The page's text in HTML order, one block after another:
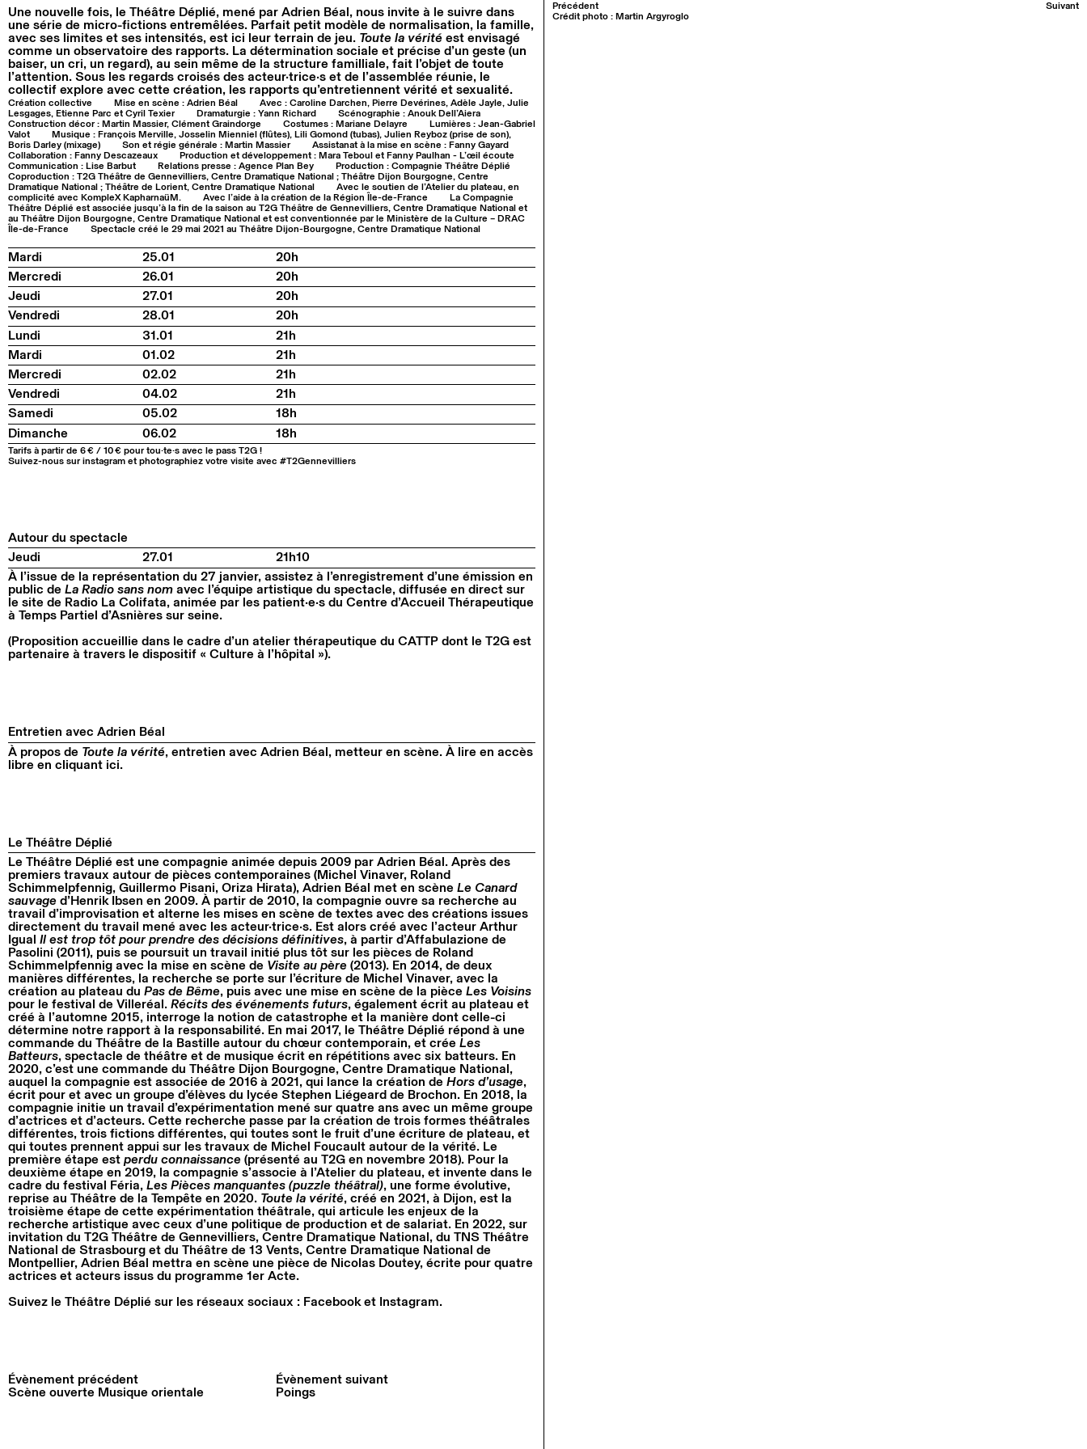
Une nouvelle fois, le Théâtre Déplié, mené par Adrien Béal, nous invite à le suivre dans
une série de micro-fictions entremêlées. Parfait petit modèle de normalisation, la famille,
avec ses limites et ses intensités, est ici leur terrain de jeu. Toute la vérité est envisagé
comme un observatoire des rapports. La détermination sociale et précise d’un geste (un
baiser, un cri, un regard), au sein même de la structure familliale, fait l’objet de toute
l’attention. Sous les regards croisés des acteur·trice·s et de l’assemblée réunie, le
collectif explore avec cette création, les rapports qu’entretiennent vérité et sexualité.
Création collective Mise en scène : Adrien Béal
Avec : Caroline Darchen, Pierre Devérines, Adèle Jayle, Julie
Lesgages, Etienne Parc et Cyril Texier
Dramaturgie : Yann Richard
Scénographie : Anouk Dell’Aiera
Construction décor : Martin Massier, Clément Graindorge
Costumes : Mariane Delayre
Lumières : Jean-Gabriel
Valot
Musique : François Merville, Josselin Mienniel (flûtes), Lili Gomond (tubas), Julien Reyboz (prise de son),
Boris Darley (mixage)
Son et régie générale : Martin Massier
Assistanat à la mise en scène : Fanny Gayard
Collaboration : Fanny Descazeaux
Production et développement : Mara Teboul et Fanny Paulhan - L’œil écoute
Communication : Lise Barbut
Relations presse : Agence Plan Bey
Production : Compagnie Théâtre Déplié
Coproduction : T2G Théâtre de Gennevilliers, Centre Dramatique National ; Théâtre Dijon Bourgogne, Centre
Dramatique National ; Théâtre de Lorient, Centre Dramatique National
Avec le soutien de l’Atelier du plateau, en
complicité avec KompleX KapharnaüM.
Avec l’aide à la création de la Région Île-de-France
La Compagnie
Théâtre Déplié est associée jusqu’à la fin de la saison au T2G Théâtre de Gennevilliers, Centre Dramatique National et
au Théâtre Dijon Bourgogne, Centre Dramatique National et est conventionnée par le Ministère de la Culture – DRAC
Île-de-France
Spectacle créé le 29 mai 2021 au Théâtre Dijon-Bourgogne, Centre Dramatique National
Mardi 25.01
20h
Mercredi
26.01
20h
Jeudi
27.01
20h
Vendredi
28.01
20h
Lundi
31.01
21h
Mardi
01.02
21h
Mercredi
02.02
21h
Vendredi
04.02
21h
Samedi
05.02
18h
Dimanche
06.02 18h
Tarifs à partir de 6 € / 10 € pour tou·te·s avec le pass T2G !
Suivez-nous sur instagram et photographiez votre visite avec #T2Gennevilliers
Autour du spectacle
Jeudi
27.01
21h10
À l’issue de la représentation du 27 janvier, assistez à l’enregistrement d’une émission en
public de La Radio sans nom avec l’équipe artistique du spectacle, diffusée en direct sur
le site de Radio La Colifata, animée par les patient·e·s du Centre d’Accueil Thérapeutique
à Temps Partiel d’Asnières sur seine.
(Proposition accueillie dans le cadre d’un atelier thérapeutique du CATTP dont le T2G est
partenaire à travers le dispositif « Culture à l’hôpital »).
Entretien avec Adrien Béal
À propos de Toute la vérité, entretien avec Adrien Béal, metteur en scène. À lire en accès
libre en cliquant ici.
Le Théâtre Déplié
Le Théâtre Déplié est une compagnie animée depuis 2009 par Adrien Béal. Après des
premiers travaux autour de pièces contemporaines (Michel Vinaver, Roland
Schimmelpfennig, Guillermo Pisani, Oriza Hirata), Adrien Béal met en scène Le Canard
sauvage d’Henrik Ibsen en 2009. À partir de 2010, la compagnie ouvre sa recherche au
travail d’improvisation et alterne les mises en scène de textes avec des créations issues
directement du travail mené avec les acteur·trice·s. Est alors créé avec l’acteur Arthur
Igual Il est trop tôt pour prendre des décisions définitives, à partir d’Affabulazione de
Pasolini (2011), puis se poursuit un travail initié plus tôt sur les pièces de Roland
Schimmelpfennig avec la mise en scène de Visite au père (2013). En 2014, de deux
manières différentes, la recherche se porte sur l’écriture de Michel Vinaver, avec la
création au plateau du Pas de Bême, puis avec une mise en scène de la pièce Les Voisins
pour le festival de Villeréal. Récits des événements futurs, également écrit au plateau et
créé à l’automne 2015, interroge la notion de catastrophe et la manière dont celle-ci
détermine notre rapport à la responsabilité. En mai 2017, le Théâtre Déplié répond à une
commande du Théâtre de la Bastille autour du chœur contemporain, et crée Les
Batteurs, spectacle de théâtre et de musique écrit en répétitions avec six batteurs. En
2020, c’est une commande du Théâtre Dijon Bourgogne, Centre Dramatique National,
auquel la compagnie est associée de 2016 à 2021, qui lance la création de Hors d’usage,
écrit pour et avec un groupe d’élèves du lycée Stephen Liégeard de Brochon. En 2018, la
compagnie initie un travail d’expérimentation mené sur quatre ans avec un même groupe
d’actrices et d’acteurs. Cette recherche passe par la création de trois formes théâtrales
différentes, trois fictions différentes, qui toutes sont le fruit d’une écriture de plateau, et
qui toutes prennent appui sur les travaux de Michel Foucault autour de la vérité. Le
première étape est perdu connaissance (présenté au T2G en novembre 2018). Pour la
deuxième étape en 2019, la compagnie s’associe à l’Atelier du plateau, et invente dans le
cadre du festival Féria, Les Pièces manquantes (puzzle théâtral), une forme évolutive,
reprise au Théâtre de la Tempête en 2020. Toute la vérité, créé en 2021, à Dijon, est la
troisième étape de cette expérimentation théâtrale, qui articule les enjeux de la
recherche artistique avec ceux d’une politique de production et de salariat. En 2022, sur
invitation du T2G Théâtre de Gennevilliers, Centre Dramatique National, du TNS Théâtre
National de Strasbourg et du Théâtre de 13 Vents, Centre Dramatique National de
Montpellier, Adrien Béal mettra en scène une pièce de Nicolas Doutey, écrite pour quatre
actrices et acteurs issus du programme 1er Acte.
Suivez le Théâtre Déplié sur les réseaux sociaux : Facebook et Instagram.
Évènement précédent
Scène ouverte Musique orientale
Évènement suivant
Poings
Précédent
Suivant
Crédit photo : Martin Argyroglo